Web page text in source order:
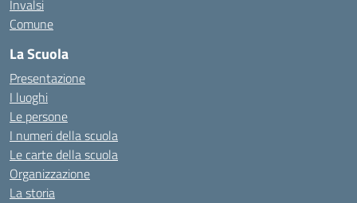
Invalsi
Comune
La Scuola
Presentazione
I luoghi
Le persone
I numeri della scuola
Le carte della scuola
Organizzazione
La storia